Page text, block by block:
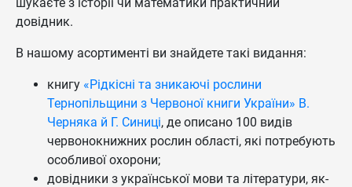
довідник.
В нашому асортименті ви знайдете такі видання:
книгу «Рідкісні та зникаючі рослини
Тернопільщини з Червоної книги України» В.
Черняка й Г. Синиці, де описано 100 видів
червонокнижних рослин області, які потребують
особливої охорони;
довідники з української мови та літератури, як-